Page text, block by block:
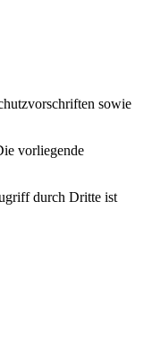
sowie
vorliegende
durch Dritte ist